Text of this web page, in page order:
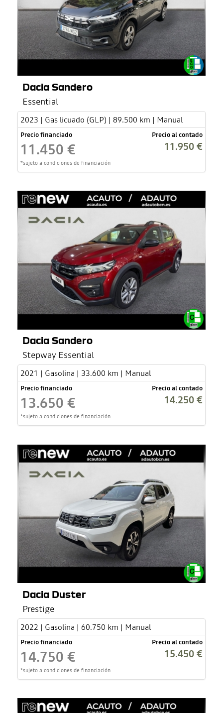
Dacia Sandero
Essential
2023 | Gas licuado (GLP) | 89.500 km | Manual
Precio financiado
11.450 €
*sujeto a condiciones de financiación
Precio al contado
11.950 €
Dacia Sandero
Stepway Essential
2021 | Gasolina | 33.600 km | Manual
Precio financiado
13.650 €
*sujeto a condiciones de financiación
Precio al contado
14.250 €
Dacia Duster
Prestige
2022 | Gasolina | 60.750 km | Manual
Precio financiado
14.750 €
*sujeto a condiciones de financiación
Precio al contado
15.450 €